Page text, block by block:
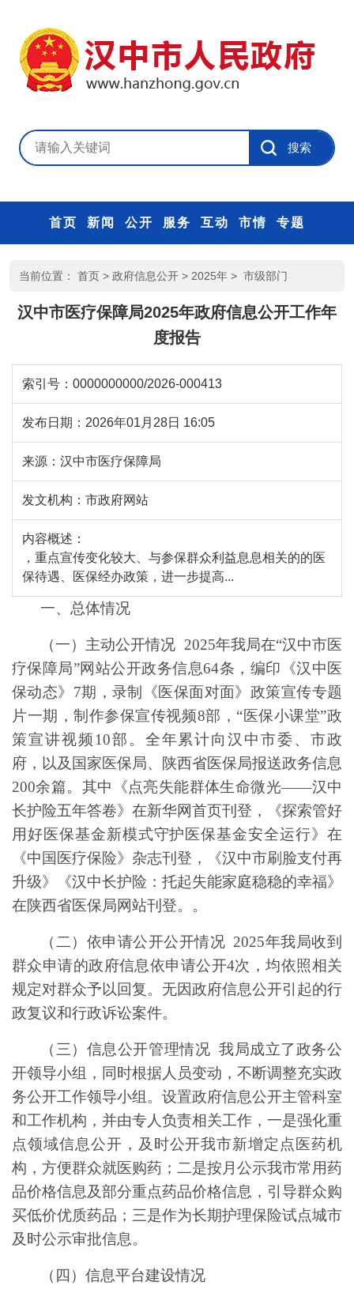
首页 新闻 公开 服务 互动 市情 专题
当前位置： 首页 > 政府信息公开 > 2025年 > 市级部门
汉中市医疗保障局2025年政府信息公开工作年
度报告
索引号： 0000000000/2026-000413
发布日期： 2026年01月28日 16:05
来源： 汉中市医疗保障局
发文机构： 市政府网站
内容概述：
，重点宣传变化较大、与参保群众利益息息相关的的医
保待遇、医保经办政策，进一步提高...
一、总体情况
（一）主动公开情况 2025年我局在“汉中市医
疗保障局”网站公开政务信息64条，编印《汉中医
保动态》 7期，录制《医保面对面》政策宣传专题
片一期，制作参保宣传视频8部，“医保小课堂”政
策宣讲视频10部。全年累计向汉中市委、市政
府，以及国家医保局、陕西省医保局报送政务信息
200余篇。其中《点亮失能群体生命微光——汉中
长护险五年答卷》在新华网首页刊登，《探索管好
用好医保基金新模式守护医保基金安全运行》在
《中国医疗保险》杂志刊登，《汉中市刷脸支付再
升级》《汉中长护险：托起失能家庭稳稳的幸福》
在陕西省医保局网站刊登。。
（二）依申请公开公开情况 2025年我局收到
群众申请的政府信息依申请公开4次，均依照相关
规定对群众予以回复。 无因政府信息公开引起的行
政复议和行政诉讼案件。
（三）信息公开管理情况 我局成立了政务公
开领导小组， 同时根据人员变动，不断调整充实政
务公开工作领导小组 。 设置政府信息公开主管科室
和工作机构，并由专人负责相关工作，一是强化重
点领域信息公开 ， 及时公开我市新增定点医药机
构，方便群众就医购药；二是按月公示我市常用药
品价格信息及部分重点药品价格信息，引导群众购
买低价优质药品；三是作为长期护理保险试点城市
及时公示审批信息。
（ 四 ）信息平台建设情况